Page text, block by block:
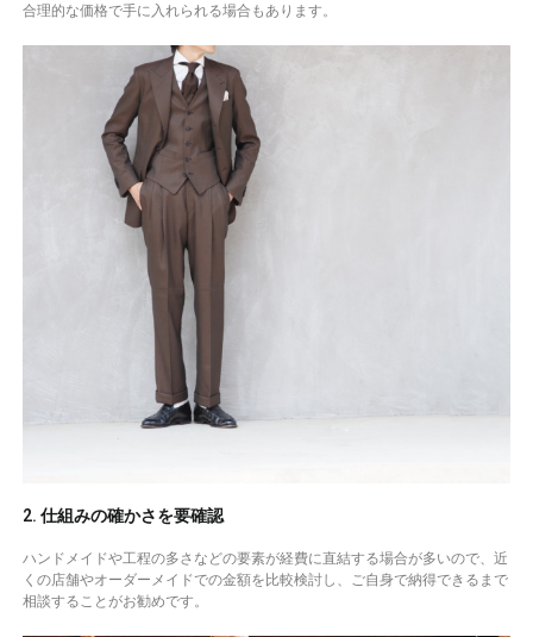
合理的な価格で手に入れられる場合もあります。
2. 仕組みの確かさを要確認
ハンドメイドや工程の多さなどの要素が経費に直結する場合が多いので、近
くの店舗やオーダーメイドでの金額を比較検討し、ご自身で納得できるまで
相談することがお勧めです。